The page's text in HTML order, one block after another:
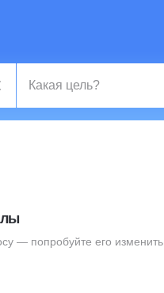
— попробуйте его изменить.